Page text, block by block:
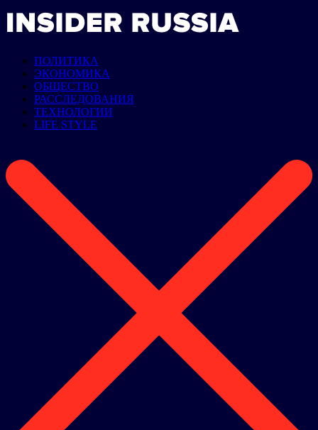
ПОЛИТИКА
ЭКОНОМИКА
ОБЩЕСТВО
РАССЛЕДОВАНИЯ
ТЕХНОЛОГИИ
LIFE STYLE